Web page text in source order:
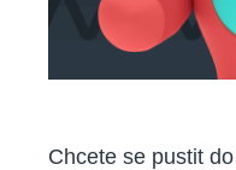
Chcete se pustit